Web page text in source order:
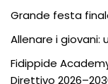
Grande festa
Allenare i giovani:
Fidippide
Direttivo